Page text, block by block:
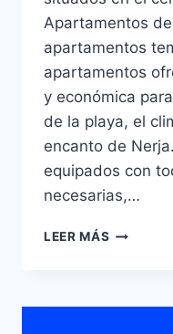
Apartamentos
apartamentos
apartamentos
y económica
de la playa, el
encanto de
equipados con
necesarias,…
LEER MÁS